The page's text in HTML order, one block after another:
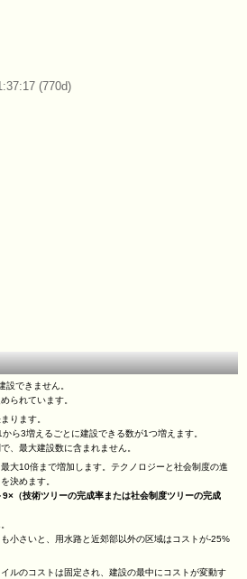
(770d)
設できません。
られています。
ります。
ら3増えるごとに建設できる数が1つ増えます。
、最大建設数に含まれません。
大10倍まで増加します。テクノロジーと社会制度の進
決めます。
（技術ツリーの完成率または社会制度ツリーの完成
小さいと、用水路と近郊部以外の区域はコストが-25%
ルのコストは固定され、建設の最中にコストが変動す